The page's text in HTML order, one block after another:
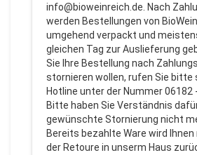
info@bioweinreich.de. Nach
werden Bestellungen von
umgehend verpackt und
gleichen Tag zur Auslieferung
Sie Ihre Bestellung nach
stornieren wollen, rufen Sie bitte
Hotline unter der Nummer 06182
Bitte haben Sie Verständnis
gewünschte Stornierung nicht
Bereits bezahlte Ware wird Ihnen
der Retoure in unserm Haus